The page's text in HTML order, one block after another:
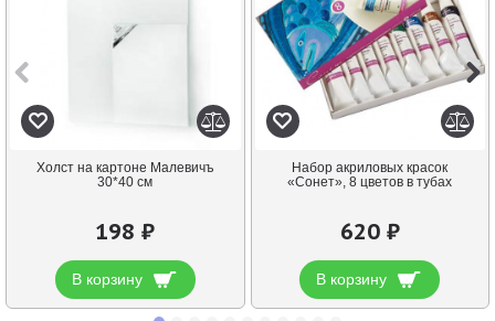
Холст на картоне Малевичъ
30*40 см
198 ₽
В корзину
Набор акриловых красок
«Сонет», 8 цветов в тубах
620 ₽
В корзину